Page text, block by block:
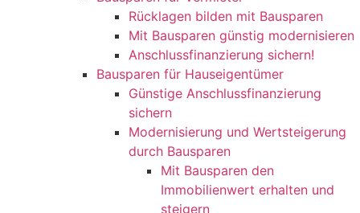
Rücklagen bilden mit Bausparen
Mit Bausparen günstig modernisieren
Anschlussfinanzierung sichern!
Bausparen für Hauseigentümer
Günstige Anschlussfinanzierung
sichern
Modernisierung und Wertsteigerung
durch Bausparen
Mit Bausparen den
Immobilienwert erhalten und
steigern